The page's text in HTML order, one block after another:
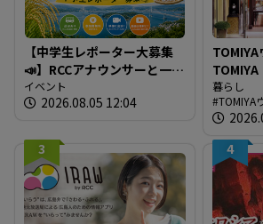
【中学生レポーター大募集
📣】RCCアナウンサーと一緒
に「広島の食」の現場を取
材しよう！
イベント
2026.08.05 12:04
す～ 謎03 「なぜTOMIYAは
約1世紀
生き抜い
か？」
暮らし
TOMIYA
3
4